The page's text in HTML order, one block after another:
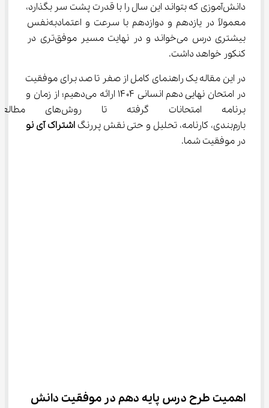
دانش‌آموزی که بتواند این سال را با قدرت پشت سر بگذارد،
معمولاً در یازدهم و دوازدهم با سرعت و اعتمادبه‌نفس
بیشتری درس می‌خواند و در نهایت مسیر موفق‌تری در
کنکور خواهد داشت.
در این مقاله یک راهنمای کامل از صفر تا صد برای موفقیت
در امتحان نهایی دهم انسانی ۱۴۰۴ ارائه می‌دهیم؛ از زمان و
برنامه امتحانات گرفته
بارم‌بندی، کارنامه، تحلیل و حتی نقش پررنگ
اشتراک آی نو
در موفقیت شما.